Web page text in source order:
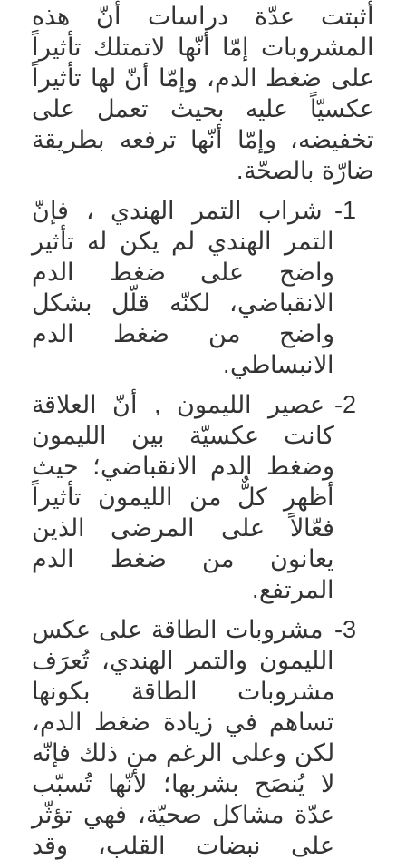
أثبتت عدّة دراسات أنّ هذه
المشروبات إمّا أنّها لاتمتلك تأثيراً
على ضغط الدم، وإمّا أنّ لها تأثيراً
عكسيّاً عليه بحيث تعمل على
تخفيضه، وإمّا أنّها ترفعه بطريقة
ضارّة بالصحّة.
1-
شراب التمر الهندي ، فإنّ
التمر الهندي لم يكن له تأثير
واضح على ضغط الدم
الانقباضي، لكنّه قلّل بشكل
واضح من ضغط الدم
الانبساطي.
2-
عصير الليمون , أنّ العلاقة
كانت عكسيّة بين الليمون
وضغط الدم الانقباضي؛ حيث
أظهر كلٌّ من الليمون تأثيراً
فعّالاً على المرضى الذين
يعانون من ضغط الدم
المرتفع.
3-
مشروبات الطاقة على عكس
الليمون والتمر الهندي، تُعرَف
مشروبات الطاقة بكونها
تساهم في زيادة ضغط الدم،
لكن وعلى الرغم من ذلك فإنّه
لا يُنصَح بشربها؛ لأنّها تُسبّب
عدّة مشاكل صحيّة، فهي تؤثّر
على نبضات القلب، وقد